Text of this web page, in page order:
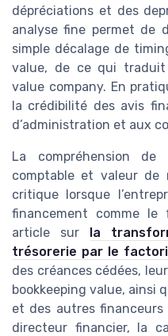
dépréciations et des
analyse fine permet de
simple décalage de
value, de ce qui
value company. En
la crédibilité des avis
d’administration et aux
La compréhension
comptable et valeur de
critique lorsque
financement comme
article sur la
trésorerie par le
des créances cédées,
bookkeeping value, ainsi
et des autres
directeur financier, la